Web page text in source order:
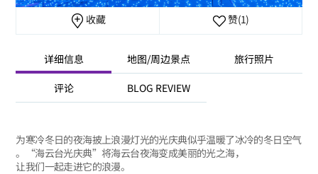
收藏 赞(1)
详细信息 地图/周边景点 旅行照片
评论 BLOG REVIEW
为寒冷冬日的夜海披上浪漫灯光的光庆典似乎温暖了冰冷的冬日空气
。“海云台光庆典”将海云台夜海变成美丽的光之海，
让我们一起走进它的浪漫。